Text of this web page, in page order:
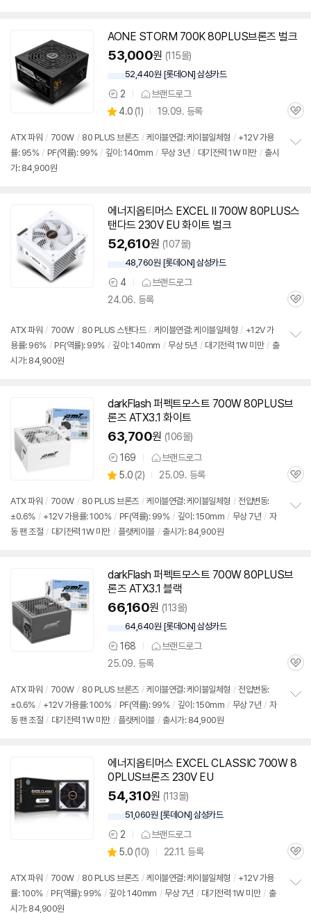
기
AONE STORM 700K 80PLUS브론즈 벌크
53,000원 (115몰)
52,440원 [롯데ON] 삼성카드
상
품
견
2 브랜드로그
별
점
4.0 (상
리
뷰
1) 19.09. 등록
관
ATX 파워 / 700W / 80 PLUS 브론즈 / 케이블연결: 케이블일체형 / +12V 가용
률: 95% / PF(역률): 99% / 깊이: 140mm / 무상 3년 / 대기전력 1W 미만 / 출시
가: 84,900원
기
에너지옵티머스 EXCEL II 700W 80PLUS스
탠다드 230V EU 화이트 벌크
52,610원 (107몰)
48,760원 [롯데ON] 삼성카드
상
품
견
4
브랜드로그
24.06. 등록
관
ATX 파워 / 700W / 80 PLUS 스탠다드 / 케이블연결: 케이블일체형 / +12V 가
용률: 96% / PF(역률): 99% / 깊이: 140mm / 무상 5년 / 대기전력 1W 미만 / 출
시가: 84,900원
darkFlash 퍼펙트모스트 700W 80PLUS브
론즈 ATX3.1 화이트
63,700원 (106몰)
상
품
견
169 브랜드로그
별
점
5.0 (상
리
뷰
2) 25.09. 등록
관
ATX 파워 / 700W / 80 PLUS 브론즈 / 케이블연결: 케이블일체형 / 전압변동:
±0.6% / +12V 가용률: 100% / PF(역률): 99% / 깊이: 150mm / 무상 7년 / 자
동 팬 조절 / 대기전력 1W 미만 / 플랫케이블 / 출시가: 84,900원
darkFlash 퍼펙트모스트 700W 80PLUS브
론즈 ATX3.1 블랙
66,160원 (113몰)
64,640원 [롯데ON] 삼성카드
상
품
견
168
브랜드로그
25.09. 등록
관
ATX 파워 / 700W / 80 PLUS 브론즈 / 케이블연결: 케이블일체형 / 전압변동:
±0.6% / +12V 가용률: 100% / PF(역률): 99% / 깊이: 150mm / 무상 7년 / 자
동 팬 조절 / 대기전력 1W 미만 / 플랫케이블 / 출시가: 84,900원
기
에너지옵티머스 EXCEL CLASSIC 700W 8
0PLUS브론즈 230V EU
54,310원 (113몰)
51,060원 [롯데ON] 삼성카드
상
품
견
2 브랜드로그
별
점
5.0 (상
리
뷰
10) 22.11. 등록
관
ATX 파워 / 700W / 80 PLUS 브론즈 / 케이블연결: 케이블일체형 / +12V 가용
률: 100% / PF(역률): 99% / 깊이: 140mm / 무상 7년 / 대기전력 1W 미만 / 출
시가: 84,900원